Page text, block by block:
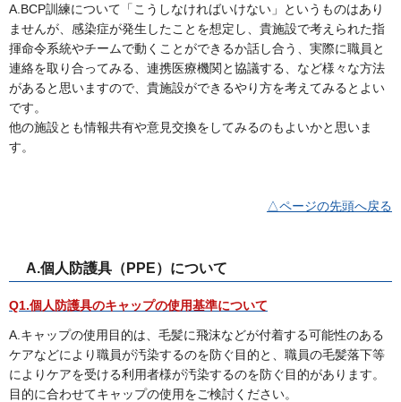
A.BCP訓練について「こうしなければいけない」というものはあり
ませんが、感染症が発生したことを想定し、貴施設で考えられた指
揮命令系統やチームで動くことができるか話し合う、実際に職員と
連絡を取り合ってみる、連携医療機関と協議する、など様々な方法
があると思いますので、貴施設ができるやり方を考えてみるとよい
です。
他の施設とも情報共有や意見交換をしてみるのもよいかと思いま
す。
△ページの先頭へ戻る
A.個人防護具（PPE）について
Q1.個人防護具のキャップの使用基準について
A.キャップの使用目的は、毛髪に飛沫などが付着する可能性のある
ケアなどにより職員が汚染するのを防ぐ目的と、職員の毛髪落下等
によりケアを受ける利用者様が汚染するのを防ぐ目的があります。
目的に合わせてキャップの使用をご検討ください。